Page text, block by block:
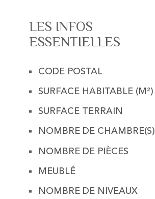
LES INFOS
ESSENTIELLES
Caractérisque Valeurs
CODE POSTAL
SURFACE HABITABLE (M²)
SURFACE TERRAIN
NOMBRE DE CHAMBRE(S)
NOMBRE DE PIÈCES
MEUBLÉ
NOMBRE DE NIVEAUX